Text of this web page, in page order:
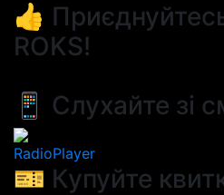
👍
ROKS!
📱 Слухайте зі
RadioPlayer
🎫 Купуйте